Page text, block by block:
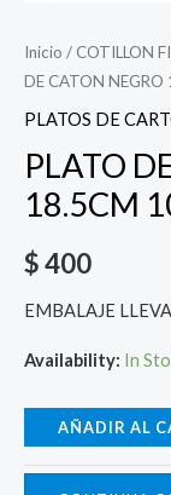
Inicio / COTILLON
DE CATON NEGRO
PLATOS DE
PLATO
18.5CM
$400
EMBALAJE
Availability: In
AÑADIR AL